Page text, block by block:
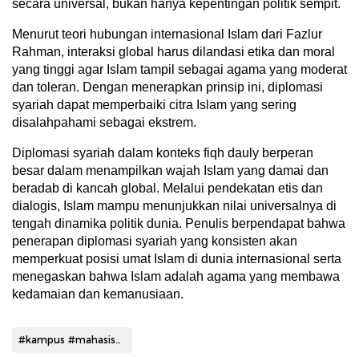
secara universal, bukan hanya kepentingan politik sempit.
Menurut teori hubungan internasional Islam dari Fazlur
Rahman, interaksi global harus dilandasi etika dan moral
yang tinggi agar Islam tampil sebagai agama yang moderat
dan toleran. Dengan menerapkan prinsip ini, diplomasi
syariah dapat memperbaiki citra Islam yang sering
disalahpahami sebagai ekstrem.
Diplomasi syariah dalam konteks fiqh dauly berperan
besar dalam menampilkan wajah Islam yang damai dan
beradab di kancah global. Melalui pendekatan etis dan
dialogis, Islam mampu menunjukkan nilai universalnya di
tengah dinamika politik dunia. Penulis berpendapat bahwa
penerapan diplomasi syariah yang konsisten akan
memperkuat posisi umat Islam di dunia internasional serta
menegaskan bahwa Islam adalah agama yang membawa
kedamaian dan kemanusiaan.
#kampus #mahasiswa